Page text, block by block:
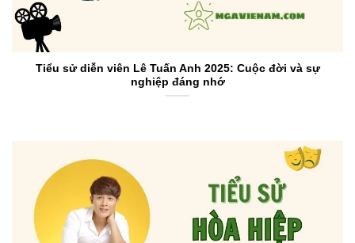
Tiểu sử diễn viên Lê Tuấn Anh 2025: Cuộc đời và sự
nghiệp đáng nhớ